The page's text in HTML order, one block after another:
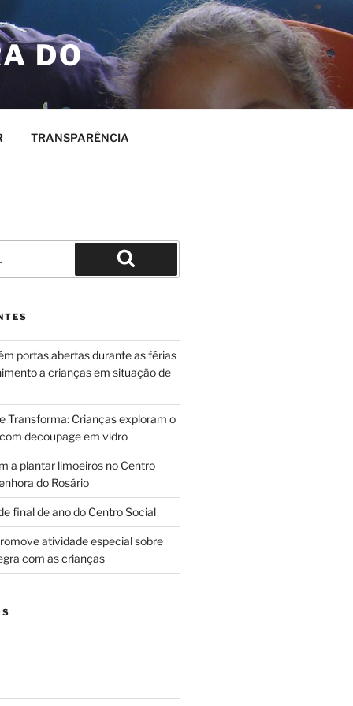
DO
TRANSPARÊNCIA
Pesquisar
portas abertas durante as férias
a crianças em situação de
Transforma: Crianças exploram o
decoupage em vidro
a plantar limoeiros no Centro
do Rosário
final de ano do Centro Social
atividade especial sobre
com as crianças